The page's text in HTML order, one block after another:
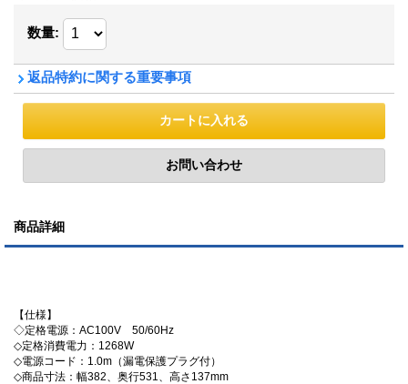
数量:
返品特約に関する重要事項
商品詳細
【仕様】
◇定格電源：AC100V 50/60Hz
◇定格消費電力：1268W
◇電源コード：1.0m（漏電保護プラグ付）
◇商品寸法：幅382、奥行531、高さ137mm